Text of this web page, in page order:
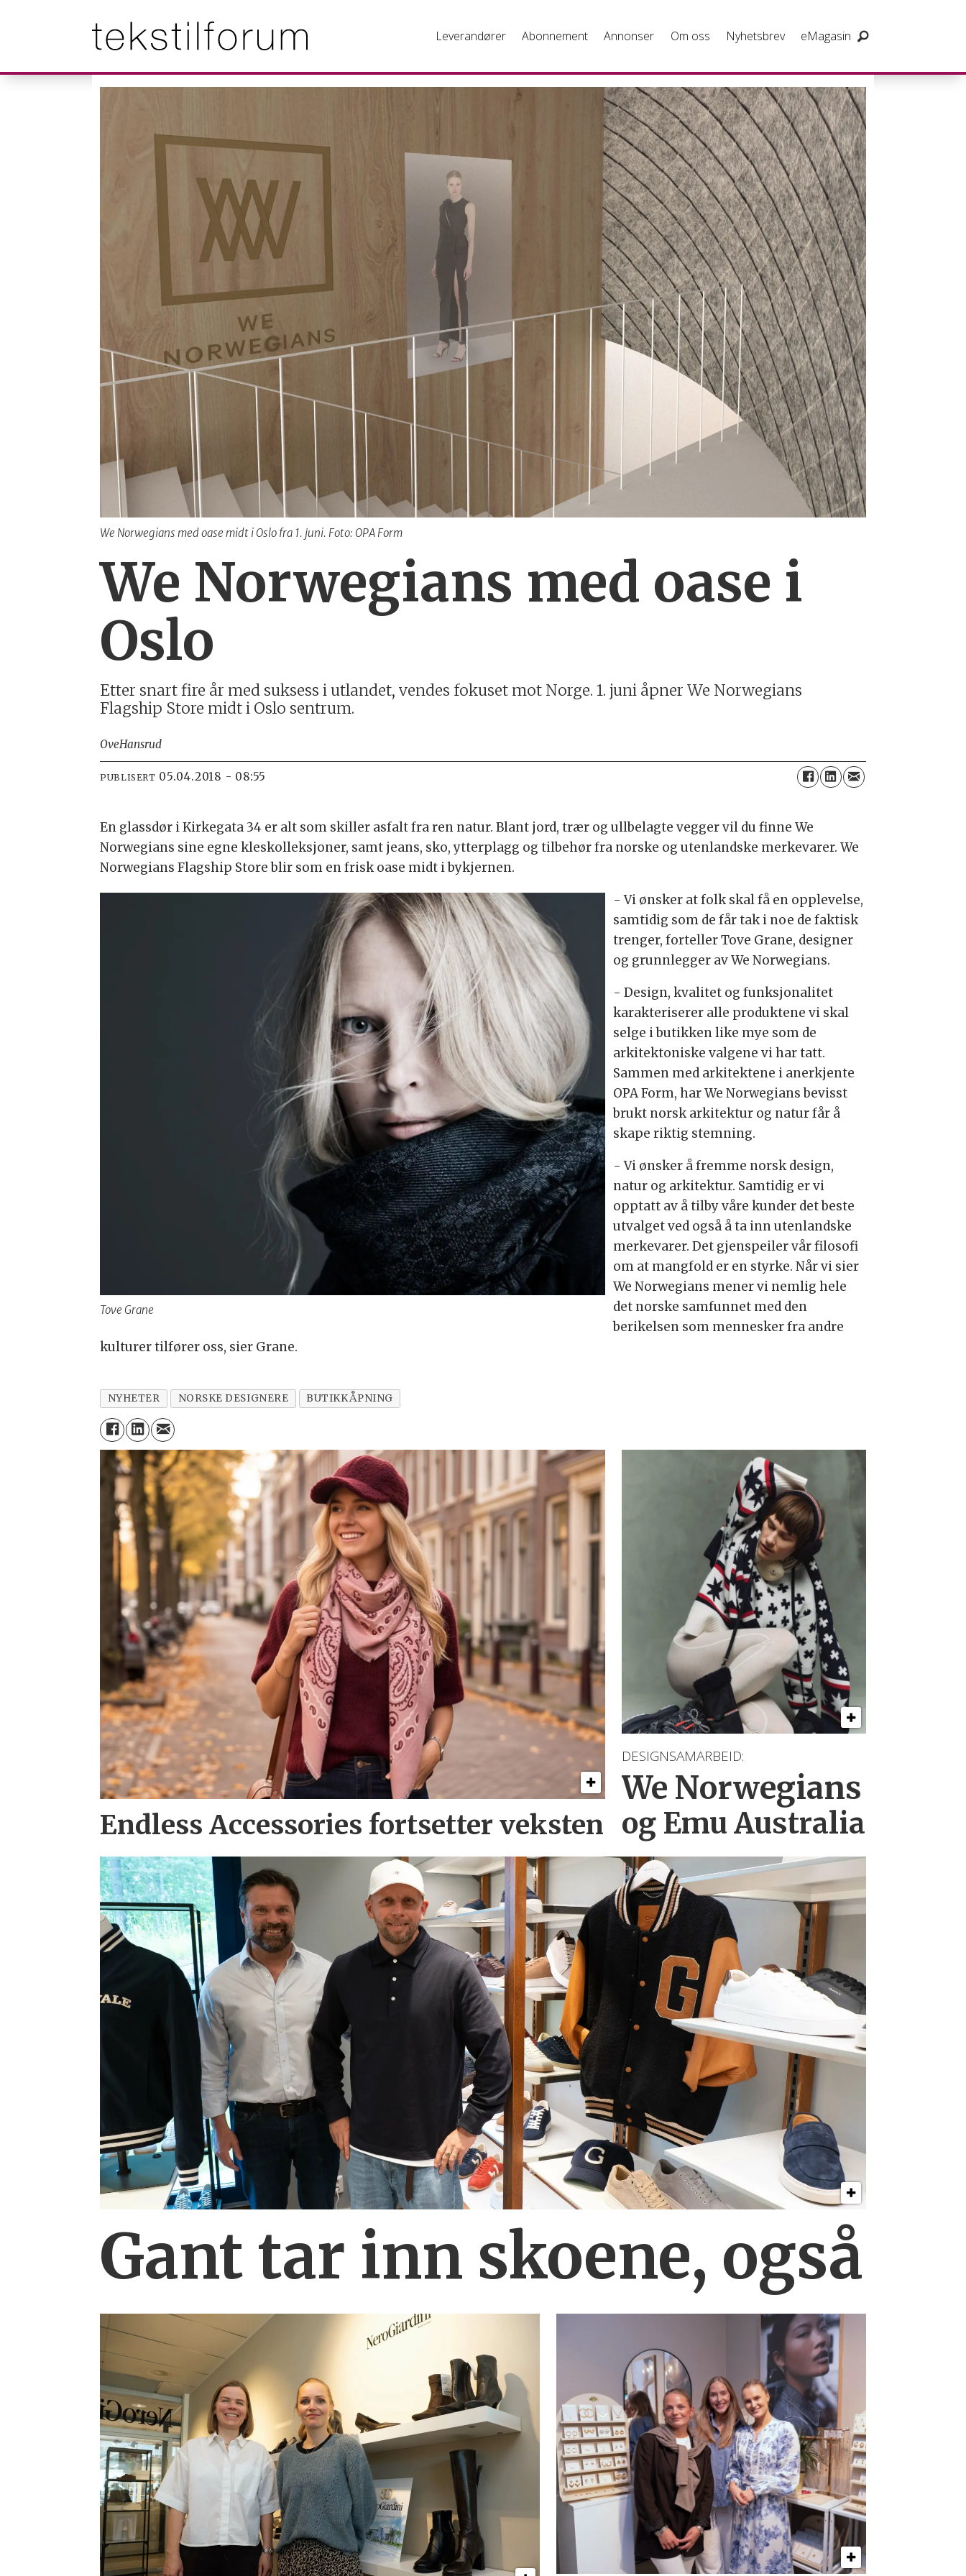
Leverandører Abonnement Annonser Om oss Nyhetsbrev eMagasin
We Norwegians med oase midt i Oslo fra 1. juni. Foto: OPA Form
We Norwegians med oase i
Oslo
Etter snart fire år med suksess i utlandet, vendes fokuset mot Norge. 1. juni åpner We Norwegians
Flagship Store midt i Oslo sentrum.
OveHansrud
PUBLISERT 05.04.2018 - 08:55
En glassdør i Kirkegata 34 er alt som skiller asfalt fra ren natur. Blant jord, trær og ullbelagte vegger vil du finne We
Norwegians sine egne kleskolleksjoner, samt jeans, sko, ytterplagg og tilbehør fra norske og utenlandske merkevarer. We
Norwegians Flagship Store blir som en frisk oase midt i bykjernen.
Tove Grane
- Vi ønsker at folk skal få en opplevelse,
samtidig som de får tak i noe de faktisk
trenger, forteller Tove Grane, designer
og grunnlegger av We Norwegians.
- Design, kvalitet og funksjonalitet
karakteriserer alle produktene vi skal
selge i butikken like mye som de
arkitektoniske valgene vi har tatt.
Sammen med arkitektene i anerkjente
OPA Form, har We Norwegians bevisst
brukt norsk arkitektur og natur får å
skape riktig stemning.
- Vi ønsker å fremme norsk design,
natur og arkitektur. Samtidig er vi
opptatt av å tilby våre kunder det beste
utvalget ved også å ta inn utenlandske
merkevarer. Det gjenspeiler vår filosofi
om at mangfold er en styrke. Når vi sier
We Norwegians mener vi nemlig hele
det norske samfunnet med den
berikelsen som mennesker fra andre
kulturer tilfører oss, sier Grane.
NYHETER NORSKE DESIGNERE BUTIKKÅPNING
Endless Accessories fortsetter veksten
DESIGNSAMARBEID:
We Norwegians
og Emu Australia
Gant tar inn skoene, også